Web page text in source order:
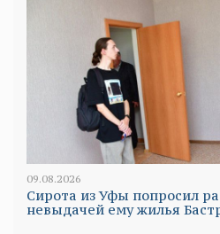
09.08.2026
Сирота из Уфы попросил
невыдачей ему жилья